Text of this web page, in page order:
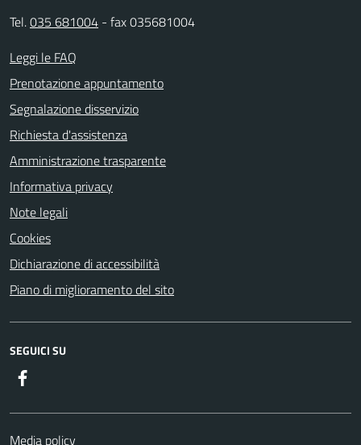
Tel.035 681004 - fax 035681004
Leggi le FAQ
Prenotazione appuntamento
Segnalazione disservizio
Richiesta d'assistenza
Amministrazione trasparente
Informativa privacy
Note legali
Cookies
Dichiarazione di accessibilità
Piano di miglioramento del sito
SEGUICI SU
Media policy